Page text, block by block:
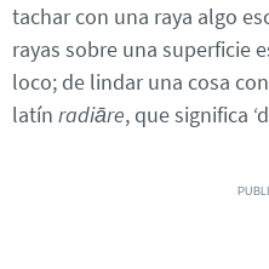
tachar con una raya algo
rayas sobre una superficie
loco; de lindar una cosa
latín radiāre, que significa